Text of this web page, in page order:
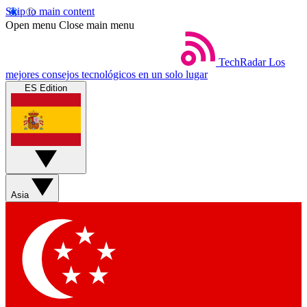
Skip to main content
Open menu Close main menu
TechRadar Los
mejores consejos tecnológicos en un solo lugar
ES Edition
Asia